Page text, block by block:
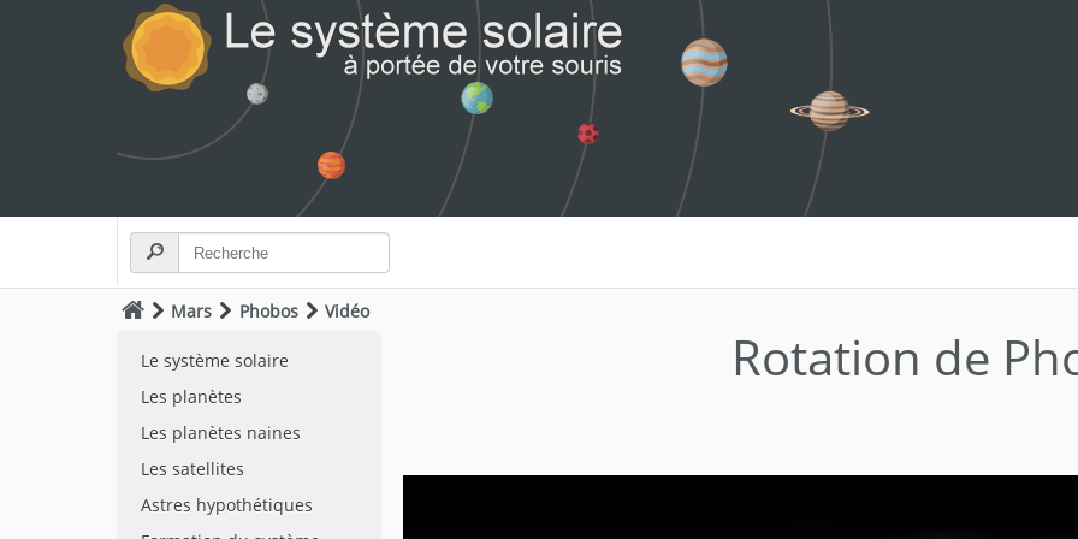
Mars Phobos Vidéo
Le système solaire
Les planètes
Les planètes naines
Les satellites
Astres hypothétiques
Rotation de